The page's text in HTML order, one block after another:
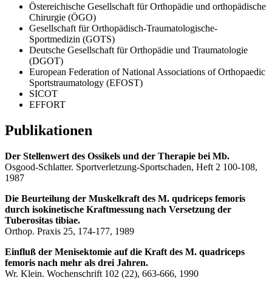
Östereichische Gesellschaft für Orthopädie und orthopädische
Chirurgie (ÖGO)
Gesellschaft für Orthopädisch-Traumatologische-
Sportmedizin (GOTS)
Deutsche Gesellschaft für Orthopädie und Traumatologie
(DGOT)
European Federation of National Associations of Orthopaedic
Sportstraumatology (EFOST)
SICOT
EFFORT
Publikationen
Der Stellenwert des Ossikels und der Therapie bei Mb.
Osgood-Schlatter. Sportverletzung-Sportschaden, Heft 2 100-108,
1987
Die Beurteilung der Muskelkraft des M. qudriceps femoris
durch isokinetische Kraftmessung nach Versetzung der
Tuberositas tibiae.
Orthop. Praxis 25, 174-177, 1989
Einfluß der Menisektomie auf die Kraft des M. quadriceps
femoris nach mehr als drei Jahren.
Wr. Klein. Wochenschrift 102 (22), 663-666, 1990